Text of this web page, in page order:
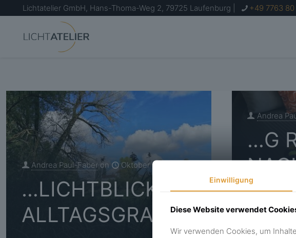
Lichtatelier GmbH, Hans-Thoma-Weg 2, 79725 Laufenburg | +49 7763 80
Andrea Paul-Faber on Oktober 22, 2020
…LICHTBLICKE IM
ALLTAGSGRAU
Andrea
…G
Einwilligung
Diese Website verwendet
Wir verwenden Cookies, um